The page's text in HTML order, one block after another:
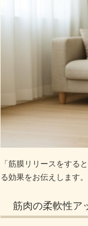
「筋膜リリースをする
る効果をお伝えします。
筋肉の柔軟性ア